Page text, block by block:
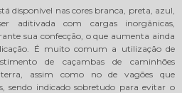
disponível nas cores branca, preta, azul,
aditivada com cargas inorgânicas,
sua confecção, o que aumenta ainda
É muito comum a utilização de
de caçambas de caminhões
assim como no de vagões que
sendo indicado sobretudo para evitar o